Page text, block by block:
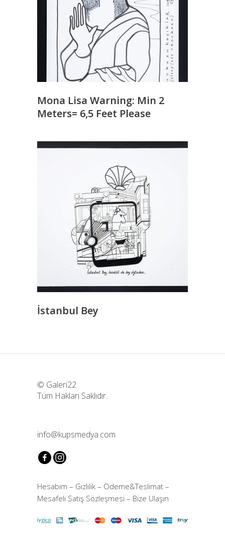
READ MORE
Mona Lisa Warning: Min 2
Meters= 6,5 Feet Please
READ MORE
İstanbul Bey
© Galeri22
Tüm Hakları Saklıdır.
info@kupsmedya.com
Hesabım – Gizlilik – Ödeme&Teslimat –
Mesafeli Satış Sözleşmesi – Bize Ulaşın